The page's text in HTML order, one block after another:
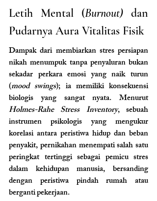
Letih Mental (Burnout) dan
Pudarnya Aura Vitalitas Fisik
Dampak dari membiarkan stres persiapan
nikah menumpuk tanpa penyaluran bukan
sekadar perkara emosi yang naik turun
(mood swings); ia memiliki konsekuensi
biologis yang sangat nyata. Menurut
Holmes-Rahe Stress Inventory, sebuah
instrumen psikologis yang mengukur
korelasi antara peristiwa hidup dan beban
penyakit, pernikahan menempati salah satu
peringkat tertinggi sebagai pemicu stres
dalam kehidupan manusia, bersanding
dengan peristiwa pindah rumah atau
berganti pekerjaan.